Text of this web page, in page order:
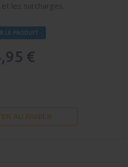
les surcharges.
LE PRODUIT
€
AU PANIER